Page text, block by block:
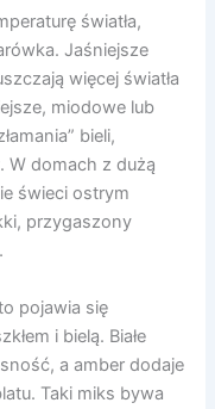
światła,
Jaśniejsze
więcej światła
miodowe lub
bieli,
W domach z dużą
świeci ostrym
przygaszony
pojawia się
i bielą. Białe
a amber dodaje
Taki miks bywa